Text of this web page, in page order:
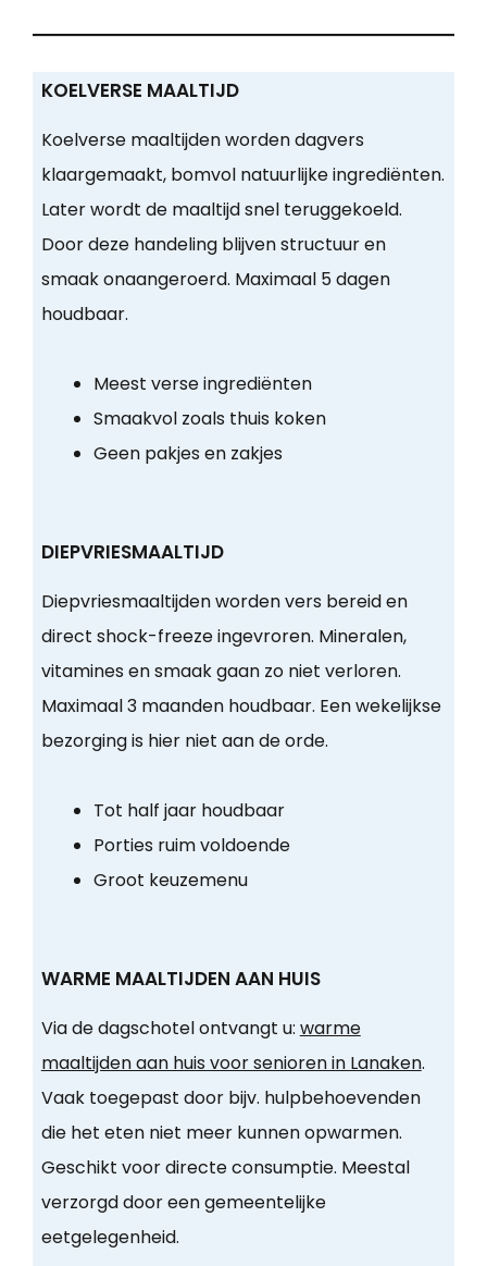
KOELVERSE MAALTIJD
Koelverse maaltijden worden dagvers
klaargemaakt, bomvol natuurlijke ingrediënten.
Later wordt de maaltijd snel teruggekoeld.
Door deze handeling blijven structuur en
smaak onaangeroerd. Maximaal 5 dagen
houdbaar.
Meest verse ingrediënten
Smaakvol zoals thuis koken
Geen pakjes en zakjes
DIEPVRIESMAALTIJD
Diepvriesmaaltijden worden vers bereid en
direct shock-freeze ingevroren. Mineralen,
vitamines en smaak gaan zo niet verloren.
Maximaal 3 maanden houdbaar. Een wekelijkse
bezorging is hier niet aan de orde.
Tot half jaar houdbaar
Porties ruim voldoende
Groot keuzemenu
WARME MAALTIJDEN AAN HUIS
Via de dagschotel ontvangt u: warme
maaltijden aan huis voor senioren in Lanaken.
Vaak toegepast door bijv. hulpbehoevenden
die het eten niet meer kunnen opwarmen.
Geschikt voor directe consumptie. Meestal
verzorgd door een gemeentelijke
eetgelegenheid.